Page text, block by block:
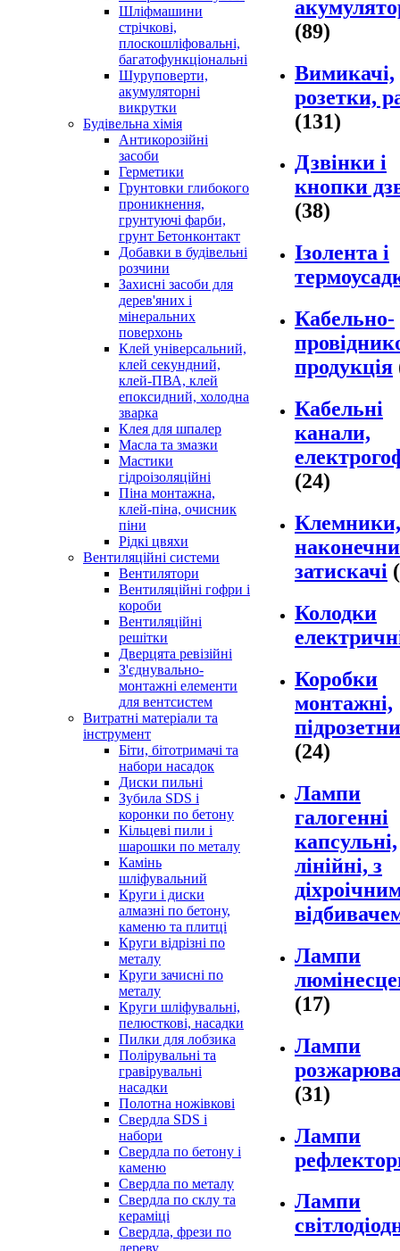
Шліфмашини
стрічкові,
плоскошліфовальні,
багатофункціональні
Шуруповерти,
акумуляторні
викрутки
Будівельна хімія
Антикорозійні
засоби
Герметики
Грунтовки глибокого
проникнення,
грунтуючі фарби,
грунт Бетонконтакт
Добавки в будівельні
розчини
Захисні засоби для
дерев'яних і
мінеральних
поверхонь
Клей універсальний,
клей секундний,
клей-ПВА, клей
епоксидний, холодна
зварка
Клея для шпалер
Масла та змазки
Мастики
гідроізоляційні
Піна монтажна,
клей-піна, очисник
піни
Рідкі цвяхи
Вентиляційні системи
Вентилятори
Вентиляційні гофри і
короби
Вентиляційні
решітки
Дверцята ревізійні
З'єднувально-
монтажні елементи
для вентсистем
Витратні матеріали та
інструмент
Біти, бітотримачі та
набори насадок
Диски пильні
Зубила SDS і
коронки по бетону
Кільцеві пили і
шарошки по металу
Камінь
шліфувальний
Круги і диски
алмазні по бетону,
каменю та плитці
Круги відрізні по
металу
Круги зачисні по
металу
Круги шліфувальні,
пелюсткові, насадки
Пилки для лобзика
Полірувальні та
гравірувальні
насадки
Полотна ножівкові
Свердла SDS і
набори
Свердла по бетону і
каменю
Свердла по металу
Свердла по склу та
кераміці
Свердла, фрези по
дереву
(89)
Вимикачі,
розетки,
(131)
Дзвінки і
кнопки
(38)
Ізолента і
Кабельно-
продукція
Кабельні
канали,
(24)
Клемники,
затискачі
Колодки
Коробки
монтажні,
(24)
Лампи
галогенні
капсульні,
лінійні, з
Лампи
(17)
Лампи
(31)
Лампи
Лампи